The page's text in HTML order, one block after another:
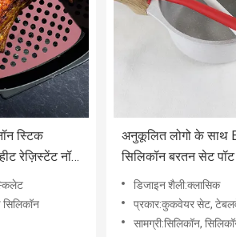
स्टिक
रेज़िस्टेंट नॉन
सिलिकॉन
अनुकूलित लोगो के साथ
सिलिकॉन बरतन सेट
डिजाइन शैली:क्लासिक
प्रकार:कुकवेयर सेट,
सामग्री:सिलिकॉन,